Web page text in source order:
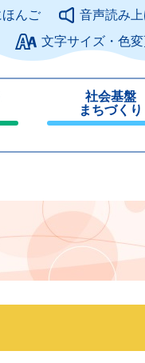
ージの本文へ
んご
音声読み
文字サイズ・色変
社会基盤
まちづくり
じ